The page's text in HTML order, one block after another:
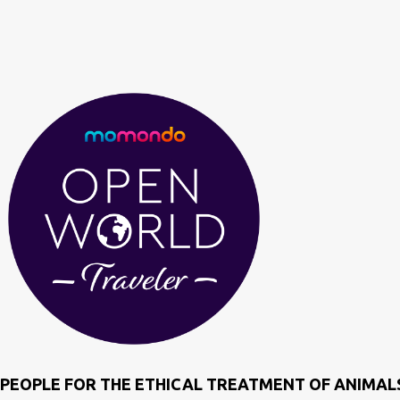
PEOPLE FOR THE ETHICAL TREATMENT OF